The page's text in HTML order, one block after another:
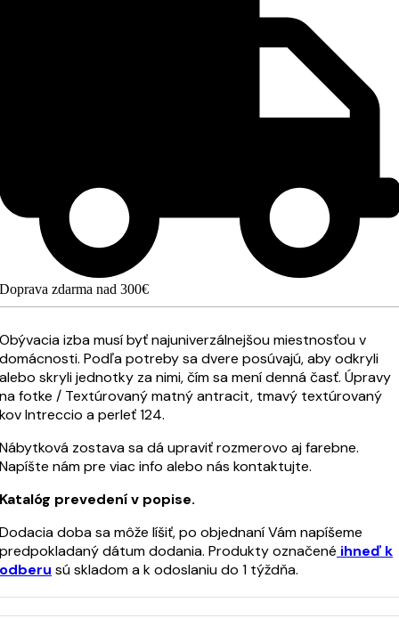
Doprava zdarma nad 300€
Obývacia izba musí byť najuniverzálnejšou miestnosťou v
domácnosti. Podľa potreby sa dvere posúvajú, aby odkryli
alebo skryli jednotky za nimi, čím sa mení denná časť. Úpravy
na fotke / Textúrovaný matný antracit, tmavý textúrovaný
kov Intreccio a perleť 124.
Nábytková zostava sa dá upraviť rozmerovo aj farebne.
Napíšte nám pre viac info alebo nás kontaktujte.
Katalóg prevedení v popise.
Dodacia doba sa môže líšiť, po objednaní Vám napíšeme
predpokladaný dátum dodania. Produkty označené ihneď k
odberu sú skladom a k odoslaniu do 1 týždňa.